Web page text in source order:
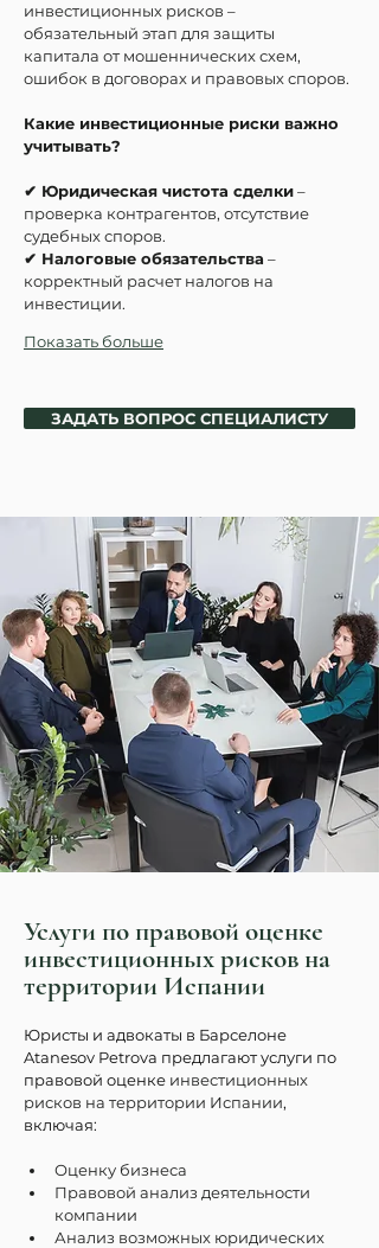
инвестиционных рисков –
обязательный этап для защиты
капитала от мошеннических схем,
ошибок в договорах и правовых споров.
Какие инвестиционные риски важно
учитывать?
✔ Юридическая чистота сделки –
проверка контрагентов, отсутствие
судебных споров.
✔ Налоговые обязательства –
корректный расчет налогов на
инвестиции.
Показать больше
ЗАДАТЬ ВОПРОС СПЕЦИАЛИСТУ
Услуги по правовой оценке
инвестиционных рисков на
территории Испании
Юристы и адвокаты в Барселоне
Atanesov Petrova предлагают услуги по
правовой оценке инвестиционных
рисков на территории Испании,
включая:
Оценку бизнеса
Правовой анализ деятельности
компании
Анализ возможных юридических